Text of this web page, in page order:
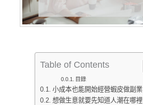
Table of Contents
目錄
小成本也能開始經營蝦皮做副業
想做生意就要先知道人潮在哪裡